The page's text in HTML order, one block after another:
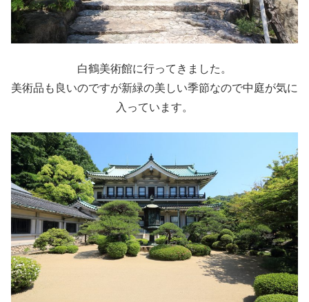
白鶴美術館に行ってきました。
美術品も良いのですが新緑の美しい季節なので中庭が気に
入っています。